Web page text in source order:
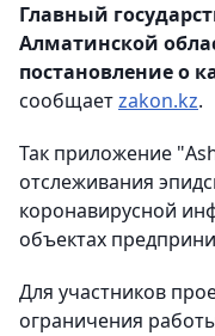
Главный
Алматинской
постановление о
сообщаетzakon.kz.
Так приложение
отслеживания
коронавирусной
объектах
Для участников
ограничения